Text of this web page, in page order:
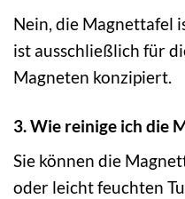
Nein, die Magnettafel
ist ausschließlich für
Magneten konzipiert.
3. Wie reinige ich die
Sie können die
oder leicht feuchten